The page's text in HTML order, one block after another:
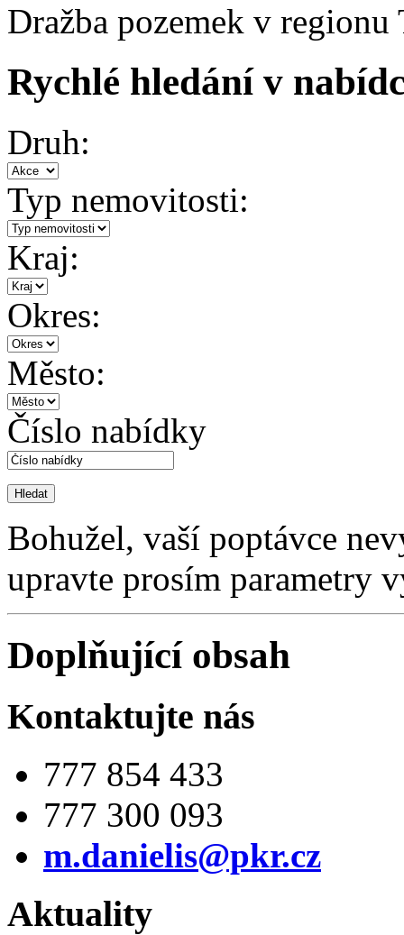
Dražba pozemek v regionu
Rychlé hledání v
Druh:
Typ nemovitosti:
Kraj:
Okres:
Město:
Číslo nabídky
Bohužel, vaší poptávce
upravte prosím parametry
Doplňující obsah
Kontaktujte nás
777 854 433
777 300 093
m.danielis@pkr.cz
Aktuality